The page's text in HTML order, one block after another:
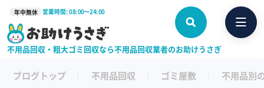
年中無休 営業時間: 08:00〜24:00
不用品回収・粗大ゴミ回収なら不用品回収業者のお助けうさぎ
ブログトップ 不用品回収 ゴミ屋敷 不用品別